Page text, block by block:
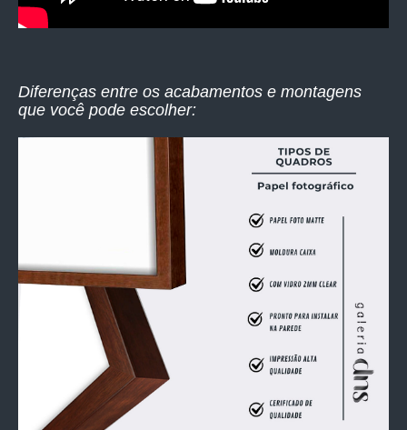
Diferenças entre os acabamentos e montagens
que você pode escolher: